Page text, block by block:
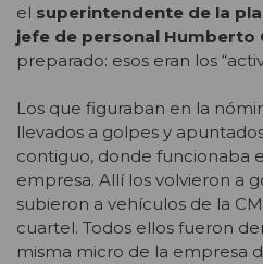
el superintendente de la
jefe de personal Humberto
preparado: esos eran los
Los que figuraban en la
llevados a golpes y
contiguo, donde funcionaba
empresa. Allí los volvieron a
subieron a vehículos de la
cuartel. Todos ellos fueron
misma micro de la empresa